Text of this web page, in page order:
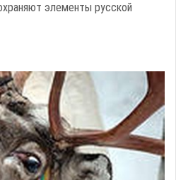
элементы русской